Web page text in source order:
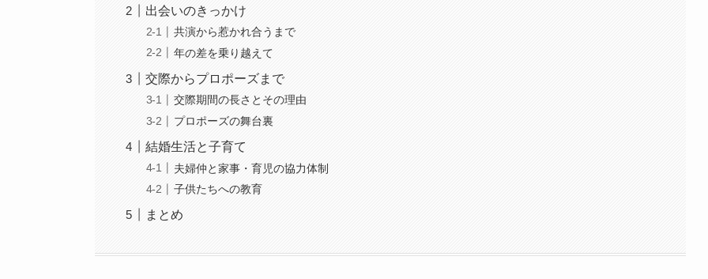
出会いのきっかけ
共演から惹かれ合うまで
年の差を乗り越えて
交際からプロポーズまで
交際期間の長さとその理由
プロポーズの舞台裏
結婚生活と子育て
夫婦仲と家事・育児の協力体制
子供たちへの教育
まとめ